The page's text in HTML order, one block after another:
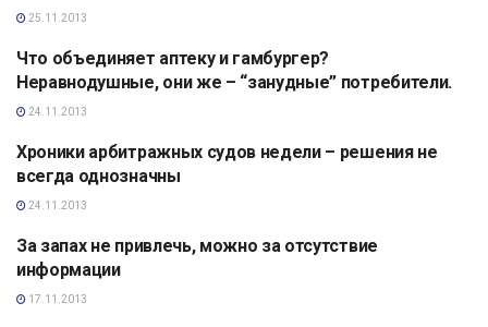
25.11.2013
АНАЛИТИКА
Что объединяет аптеку и гамбургер?
Неравнодушные, они же – “занудные” потребители.
24.11.2013
АНАЛИТИКА
Хроники арбитражных судов недели – решения не
всегда однозначны
24.11.2013
АНАЛИТИКА
За запах не привлечь, можно за отсутствие
информации
17.11.2013